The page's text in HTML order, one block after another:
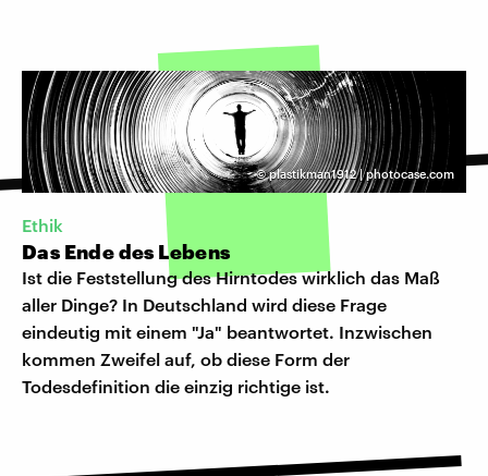
©plastikman1912 | photocase.com
Ethik
Das Ende des Lebens
Ist die Feststellung des Hirntodes wirklich das Maß
aller Dinge? In Deutschland wird diese Frage
eindeutig mit einem "Ja" beantwortet. Inzwischen
kommen Zweifel auf, ob diese Form der
Todesdefinition die einzig richtige ist.